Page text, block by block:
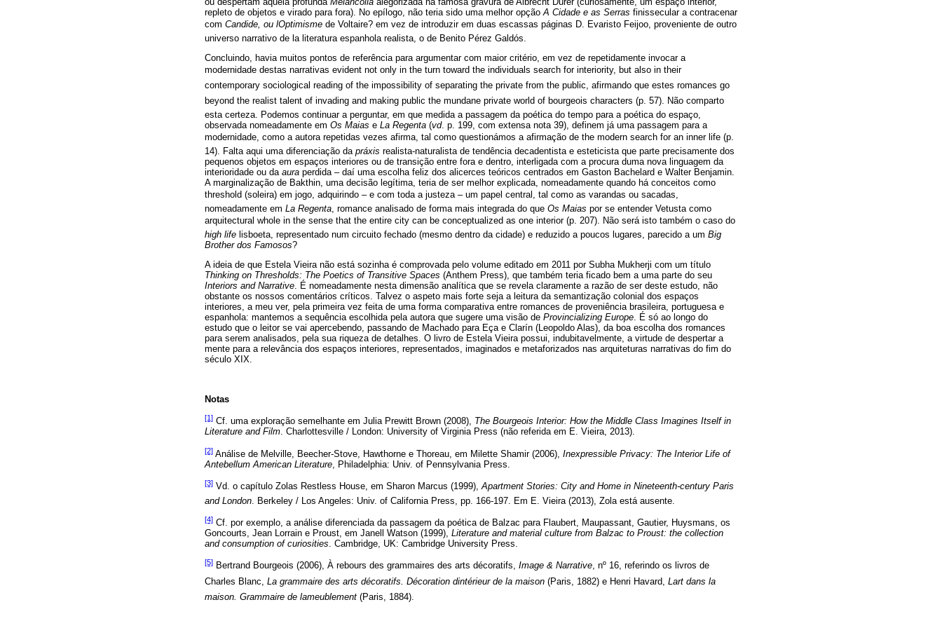
repleto de objetos e virado para fora). No epílogo, não teria sido uma melhor opçãoA Cidade e as Serras finissecular a contracenar
com Candide, ou lOptimisme de Voltaire? em vez de introduzir em duas escassas páginas D. Evaristo Feijoo, proveniente de outro
universo narrativo de la literatura espanhola realista, o de Benito Pérez Galdós.
Concluindo, havia muitos pontos de referência para argumentar com maior critério, em vez de repetidamente invocar a
modernidade destas narrativas evident not only in the turn toward the individuals search for interiority, but also in their
contemporary sociological reading of the impossibility of separating the private from the public, afirmando que estes romances go
beyond the realist talent of invading and making public the mundane private world of bourgeois characters (p. 57). Não comparto
esta certeza. Podemos continuar a perguntar, em que medida a passagem da poética do tempo para a poética do espaço,
observada nomeadamente em Os Maias e La Regenta (vd. p. 199, com extensa nota 39), definem já uma passagem para a
modernidade, como a autora repetidas vezes afirma, tal como questionámos a afirmação de the modern search for an inner life (p.
14). Falta aqui uma diferenciação da práxis realista-naturalista de tendência decadentista e esteticista que parte precisamente dos
pequenos objetos em espaços interiores ou de transição entre fora e dentro, interligada com a procura duma nova linguagem da
interioridade ou da aura perdida – daí uma escolha feliz dos alicerces teóricos centrados em Gaston Bachelard e Walter Benjamin.
A marginalização de Bakthin, uma decisão legítima, teria de ser melhor explicada, nomeadamente quando há conceitos como
threshold (soleira) em jogo, adquirindo – e com toda a justeza – um papel central, tal como as varandas ou sacadas,
nomeadamente em La Regenta, romance analisado de forma mais integrada do que Os Maias por se entender Vetusta como
arquitectural whole in the sense that the entire city can be conceptualized as one interior (p. 207). Não será isto também o caso do
high life lisboeta, representado num circuito fechado (mesmo dentro da cidade) e reduzido a poucos lugares, parecido a um Big
Brother dos Famosos?
A ideia de que Estela Vieira não está sozinha é comprovada pelo volume editado em 2011 por Subha Mukherji com um título
Thinking on Thresholds: The Poetics of Transitive Spaces (Anthem Press), que também teria ficado bem a uma parte do seu
Interiors and Narrative. É nomeadamente nesta dimensão analítica que se revela claramente a razão de ser deste estudo, não
obstante os nossos comentários críticos. Talvez o aspeto mais forte seja a leitura da semantização colonial dos espaços
interiores, a meu ver, pela primeira vez feita de uma forma comparativa entre romances de proveniência brasileira, portuguesa e
espanhola: mantemos a sequência escolhida pela autora que sugere uma visão de Provincializing Europe. É só ao longo do
estudo que o leitor se vai apercebendo, passando de Machado para Eça e Clarín (Leopoldo Alas), da boa escolha dos romances
para serem analisados, pela sua riqueza de detalhes. O livro de Estela Vieira possui, indubitavelmente, a virtude de despertar a
mente para a relevância dos espaços interiores, representados, imaginados e metaforizados nas arquiteturas narrativas do fim do
século XIX.
Notas
[1] Cf. uma exploração semelhante em Julia Prewitt Brown (2008), The Bourgeois Interior: How the Middle Class Imagines Itself in
Literature and Film. Charlottesville / London: University of Virginia Press (não referida em E. Vieira, 2013).
[2] Análise de Melville, Beecher-Stove, Hawthorne e Thoreau, em Milette Shamir (2006), Inexpressible Privacy: The Interior Life of
Antebellum American Literature, Philadelphia: Univ. of Pennsylvania Press.
[3] Vd. o capítulo Zolas Restless House, em Sharon Marcus (1999),Apartment Stories: City and Home in Nineteenth-century Paris
and London . Berkeley / Los Angeles: Univ. of California Press, pp. 166-197. Em E. Vieira (2013), Zola está ausente.
[4] Cf. por exemplo, a análise diferenciada da passagem da poética de Balzac para Flaubert, Maupassant, Gautier, Huysmans, os
Goncourts, Jean Lorrain e Proust, em Janell Watson (1999), Literature and material culture from Balzac to Proust: the collection
and consumption of curiosities. Cambridge, UK: Cambridge University Press.
[5] Bertrand Bourgeois (2006), À rebours des grammaires des arts décoratifs, Image & Narrative, nº 16, referindo os livros de
Charles Blanc, La grammaire des arts décoratifs. Décoration dintérieur de la maison (Paris, 1882) e Henri Havard, Lart dans la
maison. Grammaire de lameublement (Paris, 1884).